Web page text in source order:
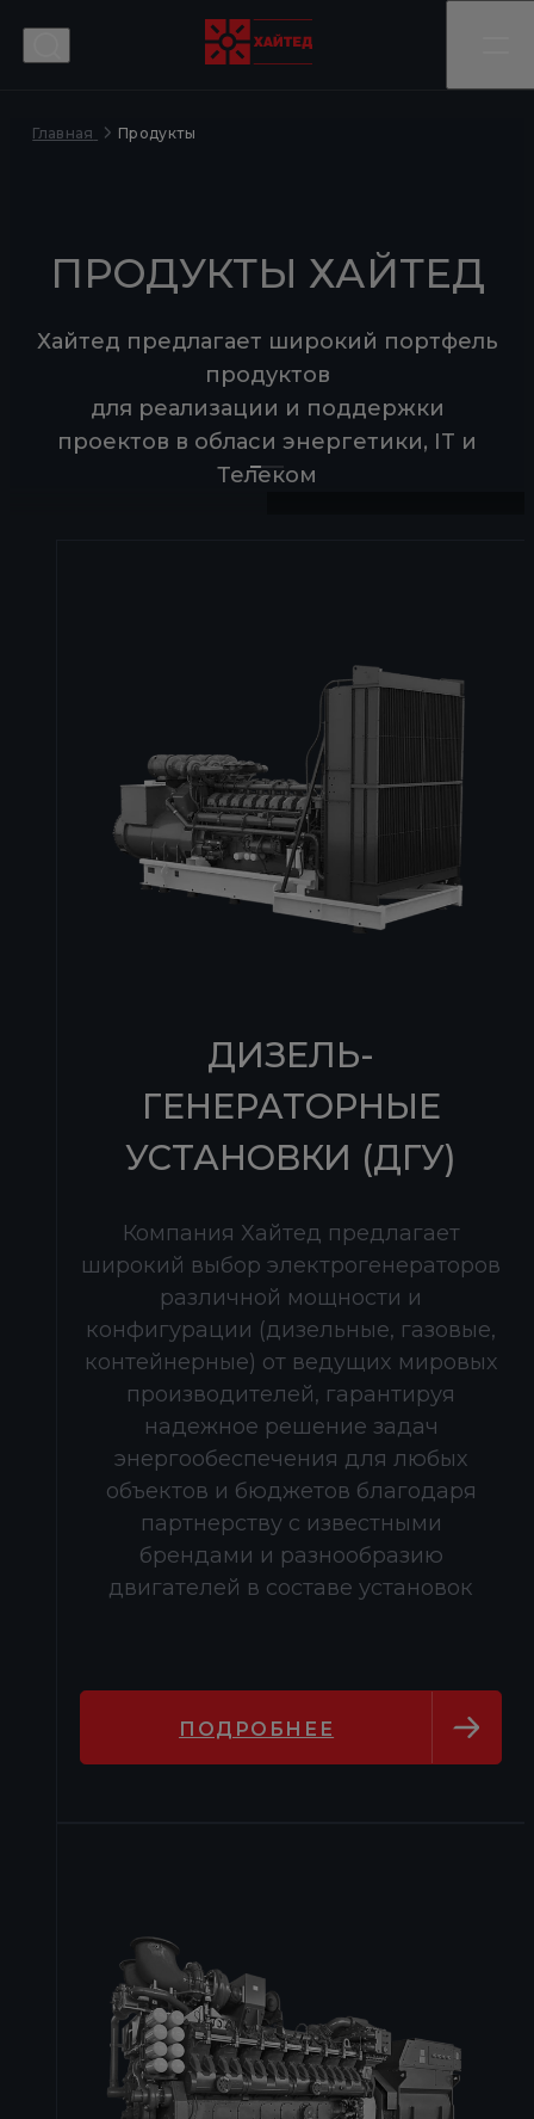
Главная Продукты
ПРОДУКТЫ ХАЙТЕД
Хайтед предлагает широкий портфель
продуктов
для реализации и поддержки
проектов в обласи энергетики, IT и
Телеком
ВРЕМЕННОЕ
ЭНЕРГОСНАБЖЕНИЕ
БЕЗ ПОКУПКИ
ОБОРУДОВАНИЯ
обеспечить поставку топлива,
прочие услуги.
УЗНАТЬ БОЛЬШЕ
ОБРАБАТЫВАЙТЕ И
ХРАНИТЕ БОЛЬШИЕ
ОБЪЕМЫ ДАННЫХ
Хайтед спроектирует и построит дата-
центр (ЦОД), вплоть до Tier IV, включая
вентиляции, кондиционирования,
водоснабжения, безопасности и так
далее
УЗНАТЬ ПОЛЬШЕ
ДИЗЕЛЬ-
ГЕНЕРАТОРНЫЕ
УСТАНОВКИ (ДГУ)
Компания Хайтед предлагает
широкий выбор электрогенераторов
различной мощности и
конфигурации (дизельные, газовые,
контейнерные) от ведущих мировых
производителей, гарантируя
надежное решение задач
энергообеспечения для любых
объектов и бюджетов благодаря
партнерству с известными
брендами и разнообразию
двигателей в составе установок
ПОДРОБНЕЕ